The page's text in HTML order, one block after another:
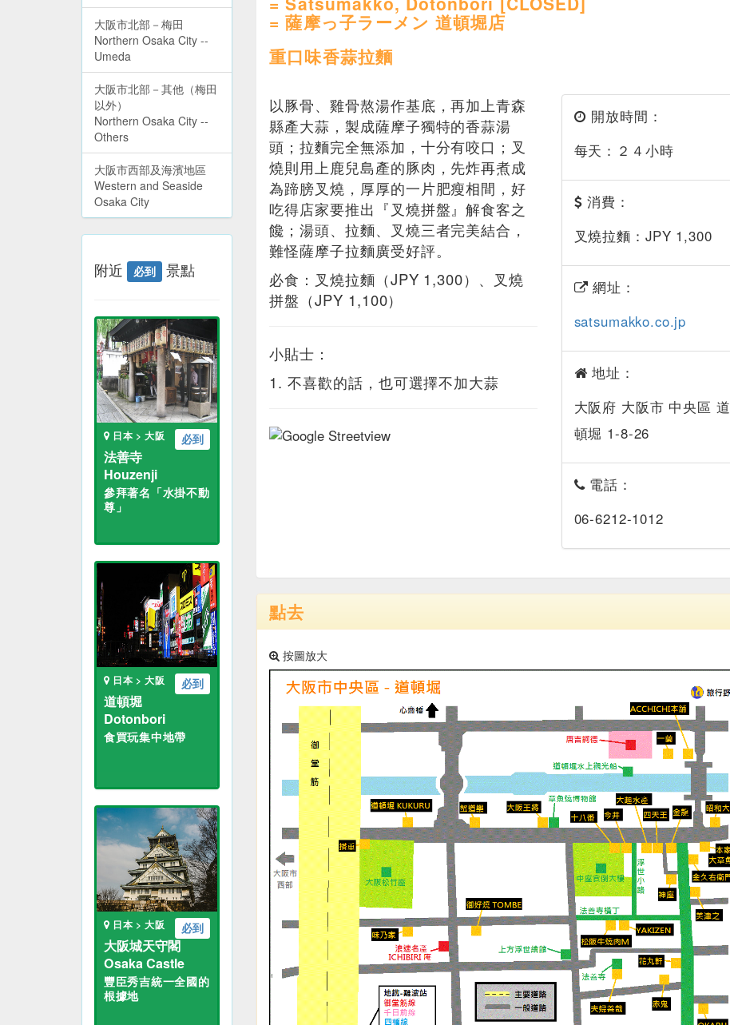
大阪市北部－梅田
Northern Osaka City --
Umeda
大阪市北部－其他（梅田
以外）
Northern Osaka City --
Others
大阪市西部及海濱地區
Western and Seaside
Osaka City
附近 必到 景點
必到
日本 > 大阪
法善寺
Houzenji
參拜著名「水掛不動
尊」
必到
日本 > 大阪
道頓堀
Dotonbori
食買玩集中地帶
必到
日本 > 大阪
大阪城天守閣
Osaka Castle
豐臣秀吉統一全國的
根據地
= 薩摩っ子ラーメン 道頓堀店
重口味香蒜拉麵
以豚骨、雞骨熬湯作基底，再加上青森
縣產大蒜，製成薩摩子獨特的香蒜湯
頭；拉麵完全無添加，十分有咬口；叉
燒則用上鹿兒島產的豚肉，先炸再煮成
為蹄膀叉燒，厚厚的一片肥瘦相間，好
吃得店家要推出『叉燒拼盤』解食客之
饞；湯頭、拉麵、叉燒三者完美結合，
難怪薩摩子拉麵廣受好評。
必食：叉燒拉麵（JPY 1,300）、叉燒
拼盤（JPY 1,100）
小貼士：
1. 不喜歡的話，也可選擇不加大蒜
開放時間：
每天：２４小時
消費：
叉燒拉麵：JPY 1,300
網址：
satsumakko.co.jp
地址：
大阪府 大阪市 中央區 道
頓堀 1-8-26
電話：
06-6212-1012
點去
按圖放大